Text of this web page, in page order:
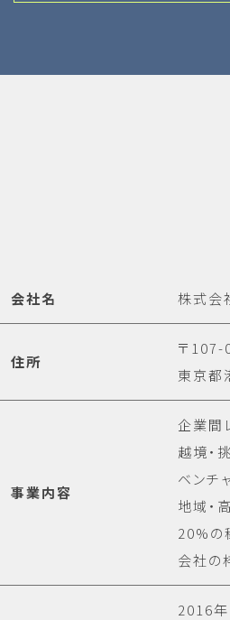
会社名 株式会
住所
〒107-
東京都
事業内容
企業間
越境・
ベンチ
地域・
20%の
会社の
2016年